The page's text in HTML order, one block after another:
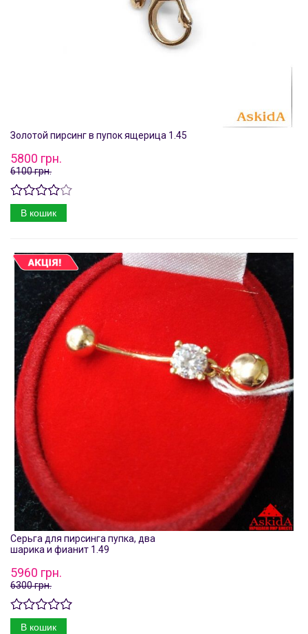
Золотой пирсинг в пупок ящерица 1.45
5800 грн.
6100 грн.
В кошик
Серьга для пирсинга пупка, два
шарика и фианит 1.49
5960 грн.
6300 грн.
В кошик